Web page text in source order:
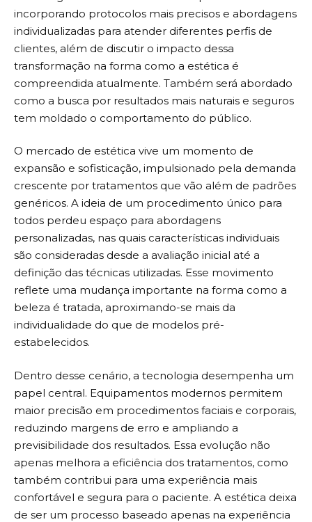
incorporando protocolos mais precisos e abordagens
individualizadas para atender diferentes perfis de
clientes, além de discutir o impacto dessa
transformação na forma como a estética é
compreendida atualmente. Também será abordado
como a busca por resultados mais naturais e seguros
tem moldado o comportamento do público.
O mercado de estética vive um momento de
expansão e sofisticação, impulsionado pela demanda
crescente por tratamentos que vão além de padrões
genéricos. A ideia de um procedimento único para
todos perdeu espaço para abordagens
personalizadas, nas quais características individuais
são consideradas desde a avaliação inicial até a
definição das técnicas utilizadas. Esse movimento
reflete uma mudança importante na forma como a
beleza é tratada, aproximando-se mais da
individualidade do que de modelos pré-
estabelecidos.
Dentro desse cenário, a tecnologia desempenha um
papel central. Equipamentos modernos permitem
maior precisão em procedimentos faciais e corporais,
reduzindo margens de erro e ampliando a
previsibilidade dos resultados. Essa evolução não
apenas melhora a eficiência dos tratamentos, como
também contribui para uma experiência mais
confortável e segura para o paciente. A estética deixa
de ser um processo baseado apenas na experiência